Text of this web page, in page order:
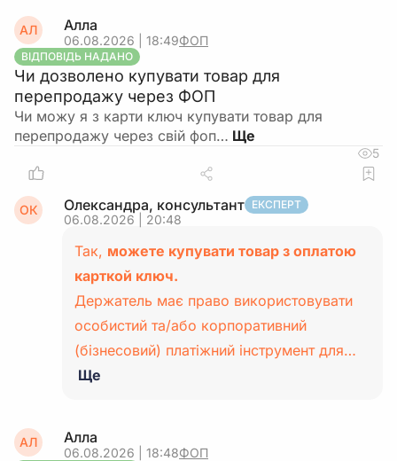
АЛ Алла
06.08.2026 | 18:49ФОП
ВІДПОВІДЬ НАДАНО
Чи дозволено купувати товар для
перепродажу через ФОП
Чи можу я з карти ключ купувати товар для
перепродажу через свій фоп…
5
ОК Олександра, консультант ЕКСПЕРТ
06.08.2026 | 20:48
Так, можете купувати товар з оплатою
карткой ключ.
Держатель має право використовувати
особистий та/або корпоративний
(бізнесовий) платіжний інструмент для…
Ще
АЛ Алла
06.08.2026 | 18:48ФОП